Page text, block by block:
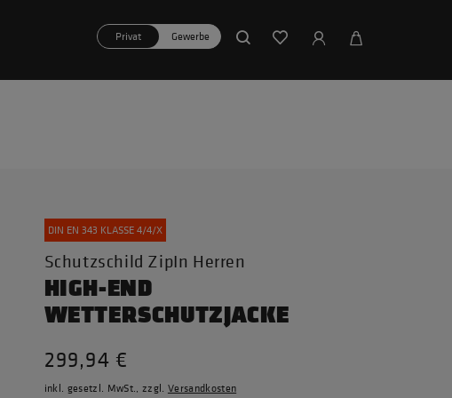
Privat Gewerbe
DIN EN 343 KLASSE 4/4/X
Schutzschild ZipIn Herren
HIGH-END
WETTERSCHUTZJACKE
299,94 €
inkl. gesetzl. MwSt., zzgl. Versandkosten